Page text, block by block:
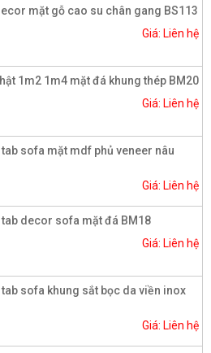
mặt gỗ cao su chân gang BS113
Giá: Liên hệ
1m2 1m4 mặt đá khung thép BM20
Giá: Liên hệ
sofa mặt mdf phủ veneer nâu
Giá: Liên hệ
tab decor sofa mặt đá BM18
Giá: Liên hệ
tab sofa khung sắt bọc da viền inox
Giá: Liên hệ